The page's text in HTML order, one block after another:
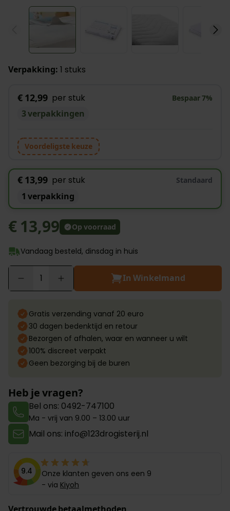
View larger image
Verpakking: 1 stuks
€ 12,99 per stuk Bespaar7%
3 verpakkingen
Voordeligste keuze
€ 13,99 per stuk Standaard
1 verpakking
€ 13,99 Op voorraad
Vandaag besteld, dinsdag in huis
In Winkelmand
Gratis verzending vanaf 20 euro
30 dagen bedenktijd en retour
Bezorgen of afhalen, waar en wanneer u wilt
100% discreet verpakt
Geen bezorging bij de buren
Heb je vragen?
Bel ons: 0492-747100
Ma - vrij van 9.00 – 13.00 uur
Mail ons: info@123drogisterij.nl
9.4
Onze klanten geven ons een 9
- via Kiyoh